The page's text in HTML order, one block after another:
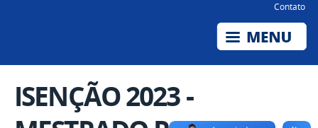
Contato
ISENÇÃO 2023 -